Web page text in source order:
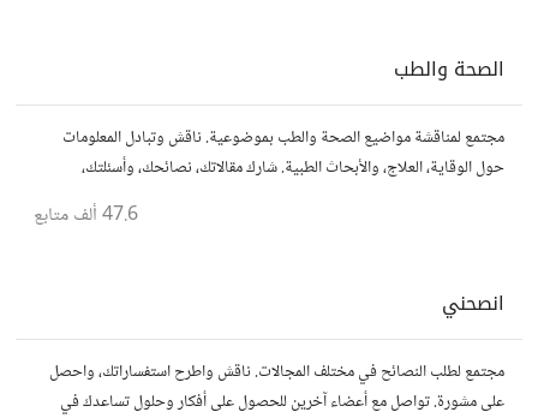
الصحة والطب
مجتمع لمناقشة مواضيع الصحة والطب بموضوعية. ناقش وتبادل المعلومات
حول الوقاية، العلاج، والأبحاث الطبية. شارك مقالاتك، نصائحك، وأسئلتك،
47.6 ألف متابع
انصحني
مجتمع لطلب النصائح في مختلف المجالات. ناقش واطرح استفساراتك، واحصل
على مشورة. تواصل مع أعضاء آخرين للحصول على أفكار وحلول تساعدك في